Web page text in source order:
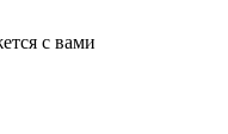
с вами